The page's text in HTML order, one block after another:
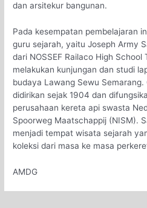
dan arsitekur bangunan.
Pada kesempatan pembelajaran
guru sejarah, yaitu Joseph Army
dari NOSSEF Railaco High School
melakukan kunjungan dan studi
budaya Lawang Sewu Semarang.
didirikan sejak 1904 dan
perusahaan kereta api swasta
Spoorweg Maatschappij (NISM).
menjadi tempat wisata sejarah
koleksi dari masa ke masa
AMDG